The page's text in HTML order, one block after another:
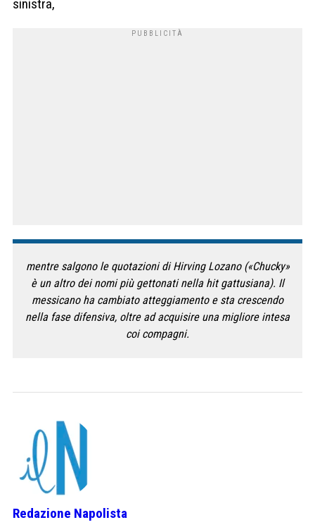
sinistra,
mentre salgono le quotazioni di Hirving Lozano («Chucky»
è un altro dei nomi più gettonati nella hit gattusiana). Il
messicano ha cambiato atteggiamento e sta crescendo
nella fase difensiva, oltre ad acquisire una migliore intesa
coi compagni.
Redazione Napolista